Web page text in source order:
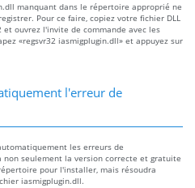
manquant dans le répertoire approprié ne
Pour ce faire, copiez votre fichier DLL
et ouvrez l'invite de commande avec les
«regsvr32 iasmigplugin.dll» et appuyez sur
l'erreur de
les erreurs de
seulement la version correcte et gratuite
pour l'installer, mais résoudra
iasmigplugin.dll.